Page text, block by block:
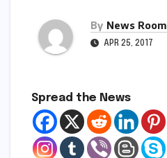
By News Room
APR 25, 2017
Spread the News